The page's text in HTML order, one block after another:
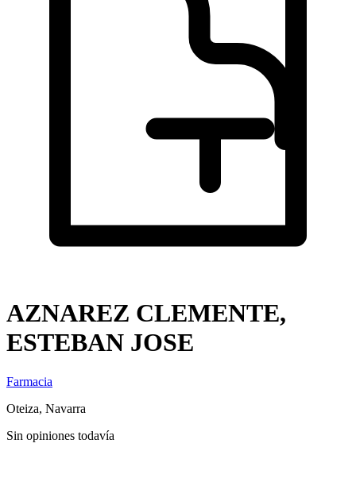
AZNAREZ CLEMENTE,
ESTEBAN JOSE
Farmacia
Oteiza, Navarra
Sin opiniones todavía